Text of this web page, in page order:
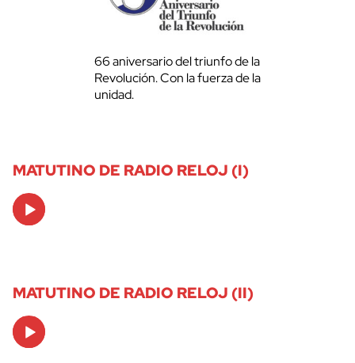
66 aniversario del triunfo de la
Revolución. Con la fuerza de la
unidad.
MATUTINO DE RADIO RELOJ (I)
Audio
Player
MATUTINO DE RADIO RELOJ (II)
Audio
Player